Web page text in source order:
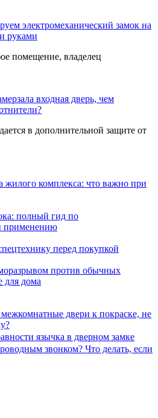
электромеханический замок на
руками
помещение, владелец
входная дверь, чем
в дополнительной защите от
жилого комплекса: что важно при
полный гид по
применению
перед покупкой
против обычных
для дома
двери к покраске, не
язычка в дверном замке
звонком? Что делать, если